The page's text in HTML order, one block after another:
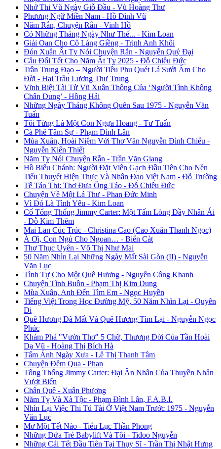
Nhớ Thi Vũ Ngày Giỗ Đầu - Vũ Hoàng Thư
Phương Ngữ Miền Nam - Hồ Đình Vũ
Năm Rắn, Chuyện Rắn - Vinh Hồ
Có Những Tháng Ngày Như Thế... - Kim Loan
Giải Oan Cho Cô Láng Giềng - Trịnh Anh Khôi
Đón Xuân Ất Tỵ Nói Chuyện Rắn - Nguyễn Quý Đại
Câu Đối Tết Cho Năm Ất Tỵ 2025 - Đỗ Chiêu Đức
Trần Trung Đạo – Người Tiều Phu Quét Lá Sưởi Ấm Cho
Đời - Hai Trầu Lương Thư Trung
Vĩnh Biệt Tài Tử Vũ Xuân Thông Của ‘Người Tình Không
Chân Dung’ - Hồng Hải
Những Ngày Tháng Không Quên Sau 1975 - Nguyễn Văn
Tuấn
Tôi Từng Là Một Con Ngựa Hoang - Tư Tuấn
Cà Phê Tâm Sự - Phạm Đình Lân
Mùa Xuân, Hoài Niệm Với Thơ Văn Nguyễn Đình Chiểu -
Nguyễn Kiến Thiết
Năm Tỵ Nói Chuyện Rắn - Trần Văn Giang
Hồ Biểu Chánh: Người Đặt Viên Gạch Đầu Tiên Cho Nền
Tiểu Thuyết Hiện Thực Và Nhân Đạo Việt Nam - Đỗ Trường
Tế Táo Thi: Thơ Đưa Ông Táo - Đỗ Chiêu Đức
Chuyện Về Một Lá Thư - Phan Đức Minh
Vì Đó Là Tình Yêu - Kim Loan
Cố Tổng Thống Jimmy Carter: Một Tấm Lòng Đầy Nhân Ái
- Đỗ Kim Thêm
Mai Lan Cúc Trúc - Christina Cao (Cao Xuân Thanh Ngọc)
À Ơi, Con Ngủ Cho Ngoan… - Biển Cát
Thơ Thục Uyên - Võ Thị Như Mai
50 Năm Nhìn Lại Những Ngày Mất Sài Gòn (II) - Nguyễn
Văn Lục
Tình Tự Cho Một Quê Hương - Nguyễn Công Khanh
Chuyện Tình Buồn - Phạm Thị Kim Dung
Mùa Xuân, Anh Đến Tìm Em - Ngọc Huyền
Tiếng Việt Trong Học Đường Mỹ, 50 Năm Nhìn Lại - Quyên
Di
Quê Hương Đã Mất Và Quê Hương Tìm Lại - Nguyễn Ngọc
Phúc
Khám Phá "Vườn Thơ" 5 Chữ, Thương Đời Của Tần Hoài
Dạ Vũ - Hoàng Thị Bích Hà
Tấm Ảnh Ngày Xưa - Lê Thị Thanh Tâm
Chuyện Đêm Qua - Phan
Tổng Thống Jimmy Carter: Đại Ân Nhân Của Thuyền Nhân
Vượt Biển
Chân Quê - Xuân Phương
Năm Tỵ Và Xà Tộc - Phạm Đình Lân, F.A.B.I.
Nhìn Lại Việc Thi Tú Tài Ở Việt Nam Trước 1975 - Nguyễn
Văn Lục
Mơ Một Tết Nào - Tiểu Lục Thần Phong
Những Đứa Trẻ Babylift Và Tôi - Tidoo Nguyễn
Những Cái Tết Đầu Tiên Tại Thụy Sĩ - Trần Thị Nhật Hưng